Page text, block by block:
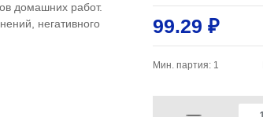
домашних работ.
негативного
99.29 ₽
Мин. партия: 1